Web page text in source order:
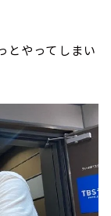
とやってしまい